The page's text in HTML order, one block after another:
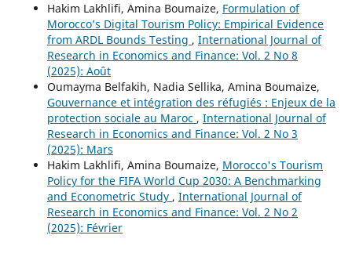
Hakim Lakhlifi, Amina Boumaize, Formulation of
Morocco’s Digital Tourism Policy: Empirical Evidence
from ARDL Bounds Testing , International Journal of
Research in Economics and Finance: Vol. 2 No 8
(2025): Août
Oumayma Belfakih, Nadia Sellika, Amina Boumaize,
Gouvernance et intégration des réfugiés : Enjeux de la
protection sociale au Maroc , International Journal of
Research in Economics and Finance: Vol. 2 No 3
(2025): Mars
Hakim Lakhlifi, Amina Boumaize, Morocco's Tourism
Policy for the FIFA World Cup 2030: A Benchmarking
and Econometric Study , International Journal of
Research in Economics and Finance: Vol. 2 No 2
(2025): Février